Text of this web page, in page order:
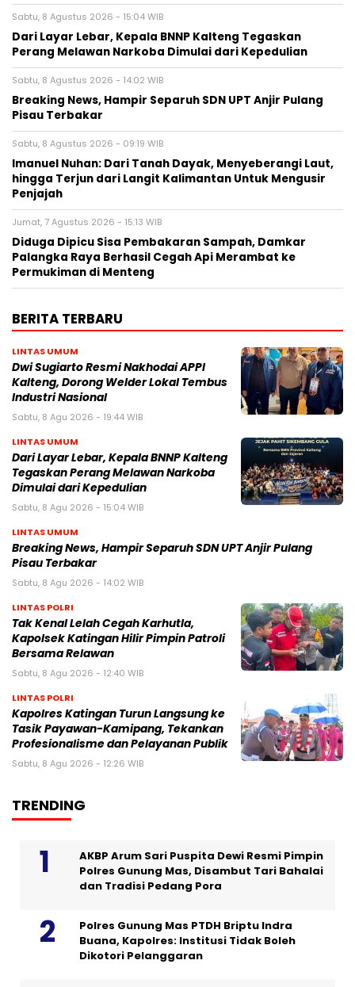
Sabtu, 8 Agustus 2026 - 15:04 WIB
Dari Layar Lebar, Kepala BNNP Kalteng Tegaskan
Perang Melawan Narkoba Dimulai dari Kepedulian
Sabtu, 8 Agustus 2026 - 14:02 WIB
Breaking News, Hampir Separuh SDN UPT Anjir Pulang
Pisau Terbakar
Sabtu, 8 Agustus 2026 - 09:19 WIB
Imanuel Nuhan: Dari Tanah Dayak, Menyeberangi Laut,
hingga Terjun dari Langit Kalimantan Untuk Mengusir
Penjajah
Jumat, 7 Agustus 2026 - 15:13 WIB
Diduga Dipicu Sisa Pembakaran Sampah, Damkar
Palangka Raya Berhasil Cegah Api Merambat ke
Permukiman di Menteng
BERITA TERBARU
LINTAS UMUM
Dwi Sugiarto Resmi Nakhodai APPI
Kalteng, Dorong Welder Lokal Tembus
Industri Nasional
Sabtu, 8 Agu 2026 - 19:44 WIB
LINTAS UMUM
Dari Layar Lebar, Kepala BNNP Kalteng
Tegaskan Perang Melawan Narkoba
Dimulai dari Kepedulian
Sabtu, 8 Agu 2026 - 15:04 WIB
LINTAS UMUM
Breaking News, Hampir Separuh SDN UPT Anjir Pulang
Pisau Terbakar
Sabtu, 8 Agu 2026 - 14:02 WIB
LINTAS POLRI
Tak Kenal Lelah Cegah Karhutla,
Kapolsek Katingan Hilir Pimpin Patroli
Bersama Relawan
Sabtu, 8 Agu 2026 - 12:40 WIB
LINTAS POLRI
Kapolres Katingan Turun Langsung ke
Tasik Payawan-Kamipang, Tekankan
Profesionalisme dan Pelayanan Publik
Sabtu, 8 Agu 2026 - 12:26 WIB
TRENDING
AKBP Arum Sari Puspita Dewi Resmi Pimpin
Polres Gunung Mas, Disambut Tari Bahalai
dan Tradisi Pedang Pora
Polres Gunung Mas PTDH Briptu Indra
Buana, Kapolres: Institusi Tidak Boleh
Dikotori Pelanggaran